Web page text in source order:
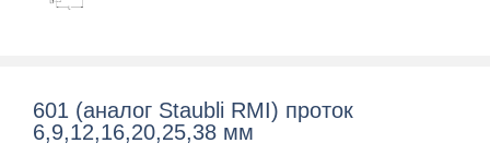
601 (аналог Staubli RMI) проток
6,9,12,16,20,25,38 мм